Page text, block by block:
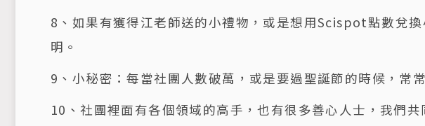
8、如果有獲得江老師送的小禮物，或是想用Scispot點數兌
明。
9、小秘密：每當社團人數破萬，或是要過聖誕節的時候，常
10、社團裡面有各個領域的高手，也有很多善心人士，我們共